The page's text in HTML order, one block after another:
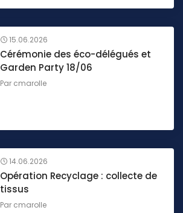
15.06.2026
Cérémonie des éco-délégués et
Garden Party 18/06
Par cmarolle
14.06.2026
Opération Recyclage : collecte de
tissus
Par cmarolle